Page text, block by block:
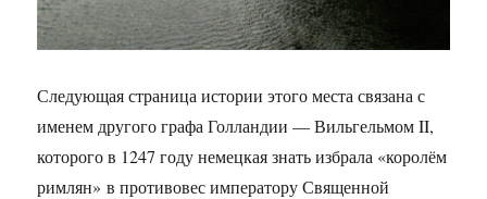
Следующая страница истории этого места связана с
именем другого графа Голландии — Вильгельмом II,
которого в 1247 году немецкая знать избрала «королём
римлян» в противовес императору Священной